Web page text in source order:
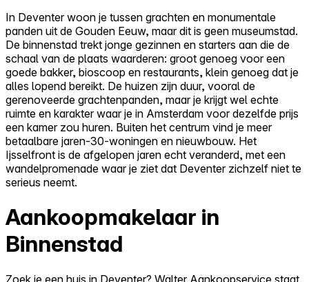
In Deventer woon je tussen grachten en monumentale
panden uit de Gouden Eeuw, maar dit is geen museumstad.
De binnenstad trekt jonge gezinnen en starters aan die de
schaal van de plaats waarderen: groot genoeg voor een
goede bakker, bioscoop en restaurants, klein genoeg dat je
alles lopend bereikt. De huizen zijn duur, vooral de
gerenoveerde grachtenpanden, maar je krijgt wel echte
ruimte en karakter waar je in Amsterdam voor dezelfde prijs
een kamer zou huren. Buiten het centrum vind je meer
betaalbare jaren-30-woningen en nieuwbouw. Het
Ijsselfront is de afgelopen jaren echt veranderd, met een
wandelpromenade waar je ziet dat Deventer zichzelf niet te
serieus neemt.
Aankoopmakelaar in
Binnenstad
Zoek je een huis in Deventer? Walter Aankoopservice staat